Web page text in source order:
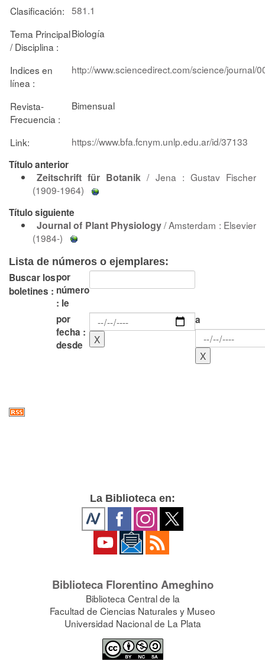
Clasificación: 581.1
Tema Principal
/ Disciplina :
Biología
Indices en
línea :
http://www.sciencedirect.com/science/journal/
Revista-
Frecuencia :
Bimensual
Link:
https://www.bfa.fcnym.unlp.edu.ar/id/37133
Título anterior
Zeitschrift für Botanik / Jena : Gustav Fischer
(1909-1964)
Título siguiente
Journal of Plant Physiology/ Amsterdam : Elsevier
(1984-)
Lista de números o ejemplares:
Buscar los
boletines :
por
número
: le
por
fecha :
desde
a
La Biblioteca en:
Biblioteca Florentino Ameghino
Biblioteca Central de la
Facultad de Ciencias Naturales y Museo
Universidad Nacional de La Plata